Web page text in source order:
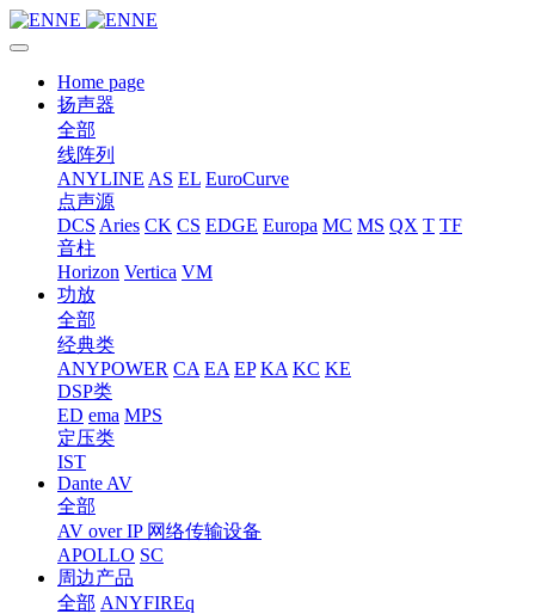
Home page
扬声器
全部
线阵列
ANYLINE AS EL EuroCurve
点声源
DCS Aries CK CS EDGE Europa MC MS QX T TF
音柱
Horizon Vertica VM
功放
全部
经典类
ANYPOWER CA EA EP KA KC KE
DSP类
ED ema MPS
定压类
IST
Dante AV
全部
AV over IP 网络传输设备
APOLLO SC
周边产品
全部 ANYFIREq